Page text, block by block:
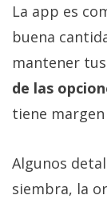
La app es
buena
mantener
de las
tiene
Algunos
siembra, la